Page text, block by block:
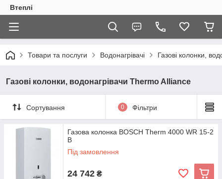
Втеплі
Товари та послуги Водонагрівачі Газові колонки,
Газові колонки, водонагрівачи Thermo Alliance
Сортування 0 Фільтри
Газова колонка ВОЅСН Therm 4000 WR 15-2
B
Під замовлення
24 742 ₴